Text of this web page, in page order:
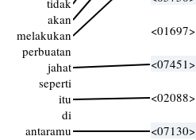
tidak
akan
melakukan
perbuatan
jahat
seperti
itu
di
antaramu
<01697>
<07451>
<02088>
<07130>